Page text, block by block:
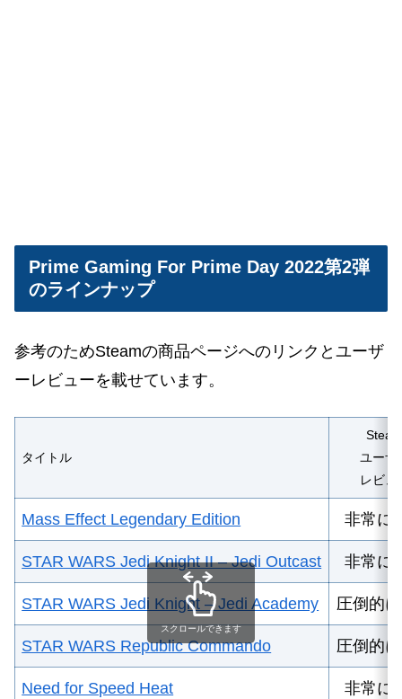
Prime Gaming For Prime Day 2022第2弾
のラインナップ
参考のためSteamの商品ページへのリンクとユーザ
ーレビューを載せています。
タイトル
Steam
ユーザ
レビュ
Mass Effect Legendary Edition 非常に
STAR WARS Jedi Knight II – Jedi Outcast 非常に
STAR WARS Jedi Knight – Jedi Academy 圧倒的
STAR WARS Republic Commando 圧倒的
Need for Speed Heat 非常に
スクロールできます